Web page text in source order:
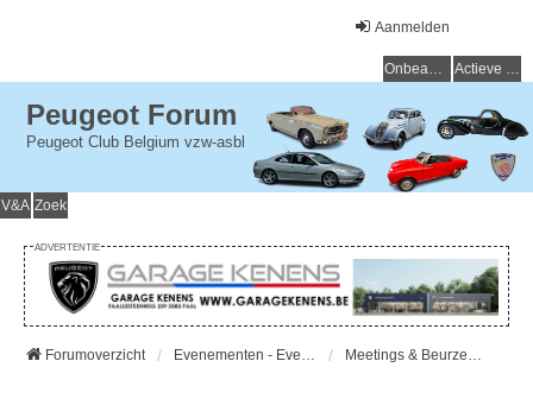
Aanmelden
Onbeantwoorde onderwerpen Actieve onderwerpen
Peugeot Forum
Peugeot Club Belgium vzw-asbl
V&A Zoek
ADVERTENTIE
Forumoverzicht Evenementen - Evenements Meetings & Beurzen - Rencontres et d'Expositions